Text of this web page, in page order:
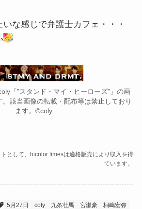
いな感じで弁護士カフェ・・・
「”スタンド・マイ・ヒーローズ”」の画
該当画像の転載・配布等は禁止しており
ます。©coly
として、hicolor timesは適格販売により収入を得
ています。
5月27日 coly 九条壮馬 宮瀬豪 桐嶋宏弥